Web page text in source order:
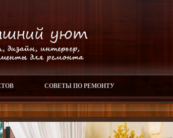
СОВЕТЫ ПО РЕМОНТУ